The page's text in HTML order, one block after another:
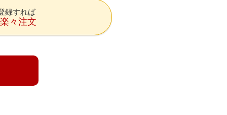
録すれば
々注文